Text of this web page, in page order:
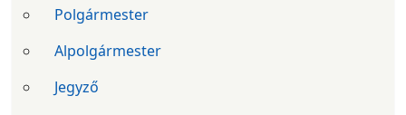
Polgármester
Alpolgármester
Jegyző